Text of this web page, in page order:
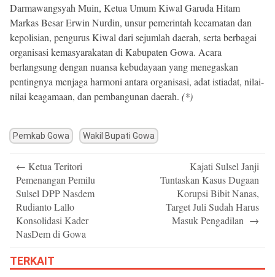
Darmawangsyah Muin, Ketua Umum Kiwal Garuda Hitam
Markas Besar Erwin Nurdin, unsur pemerintah kecamatan dan
kepolisian, pengurus Kiwal dari sejumlah daerah, serta berbagai
organisasi kemasyarakatan di Kabupaten Gowa. Acara
berlangsung dengan nuansa kebudayaan yang menegaskan
pentingnya menjaga harmoni antara organisasi, adat istiadat, nilai-
nilai keagamaan, dan pembangunan daerah. (*)
Pemkab Gowa Wakil Bupati Gowa
navigation
← Ketua Teritori
Pemenangan Pemilu
Sulsel DPP Nasdem
Rudianto Lallo
Konsolidasi Kader
NasDem di Gowa
Kajati Sulsel Janji
Tuntaskan Kasus Dugaan
Korupsi Bibit Nanas,
Target Juli Sudah Harus
Masuk Pengadilan →
TERKAIT